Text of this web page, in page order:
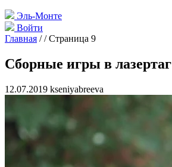
Эль-Монте
Войти
Главная //Страница 9
Сборные игры в лазертаг
12.07.2019 kseniyabreeva